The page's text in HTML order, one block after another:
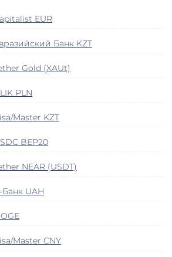
EUR
Банк KZT
Gold (XAUt)
PLN
Master KZT
BEP20
NEAR (USDT)
UAH
Master CNY